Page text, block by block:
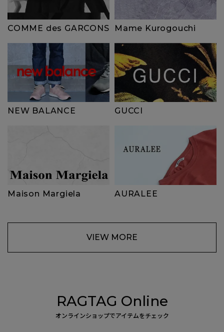
COMME des GARCONS Mame Kurogouchi
NEW BALANCE GUCCI
Maison Margiela AURALEE
VIEW MORE
RAGTAG Online
オンラインショップでアイテムをチェック